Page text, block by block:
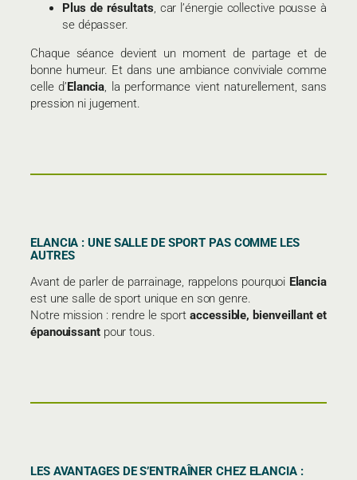
Plus de résultats, car l’énergie collective pousse à
se dépasser.
Chaque séance devient un moment de partage et de
bonne humeur. Et dans une ambiance conviviale comme
celle d’Elancia, la performance vient naturellement, sans
pression ni jugement.
ELANCIA : UNE SALLE DE SPORT PAS COMME LES
AUTRES
Avant de parler de parrainage, rappelons pourquoi Elancia
est une salle de sport unique en son genre.
Notre mission : rendre le sportaccessible, bienveillant et
épanouissantpour tous.
LES AVANTAGES DE S’ENTRAÎNER CHEZ ELANCIA :